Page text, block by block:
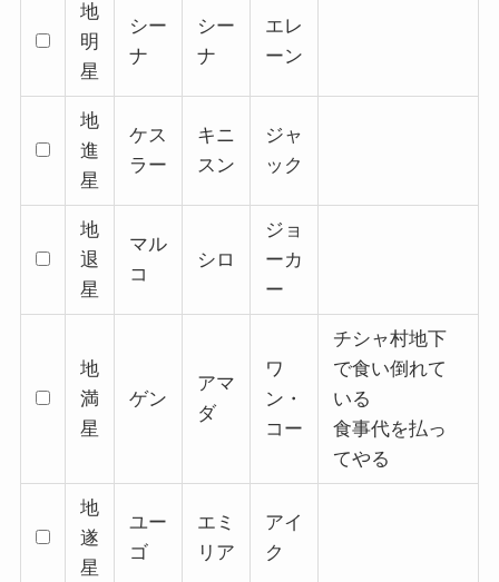
地
明
星
シー
ナ
シー
ナ
エレ
ーン
地
進
星
ケス
ラー
キニ
スン
ジャ
ック
地
退
星
マル
コ
シロ
ジョ
ーカ
ー
地
満
星
ゲン
アマ
ダ
ワ
ン・
コー
チシャ村地下
で食い倒れて
いる
食事代を払っ
てやる
地
遂
星
ユー
ゴ
エミ
リア
アイ
ク